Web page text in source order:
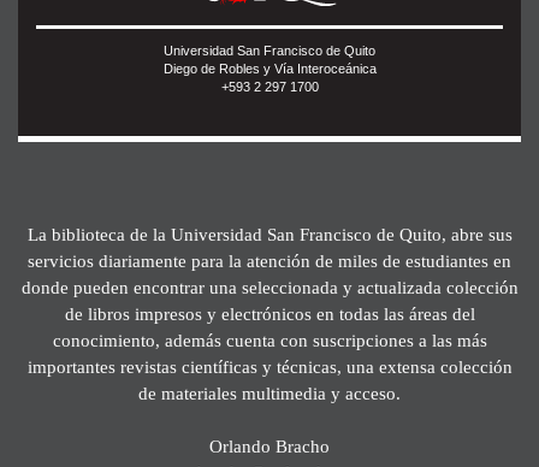
Universidad San Francisco de Quito
Diego de Robles y Vía Interoceánica
+593 2 297 1700
La biblioteca de la Universidad San Francisco de Quito, abre sus
servicios diariamente para la atención de miles de estudiantes en
donde pueden encontrar una seleccionada y actualizada colección
de libros impresos y electrónicos en todas las áreas del
conocimiento, además cuenta con suscripciones a las más
importantes revistas científicas y técnicas, una extensa colección
de materiales multimedia y acceso.
Orlando Bracho